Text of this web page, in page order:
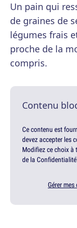
Un pain qui
de graines de
légumes frais
proche de la
compris.
Contenu
Ce contenu est
devez accepter les
Modifiez ce choix à
de la
Gérer